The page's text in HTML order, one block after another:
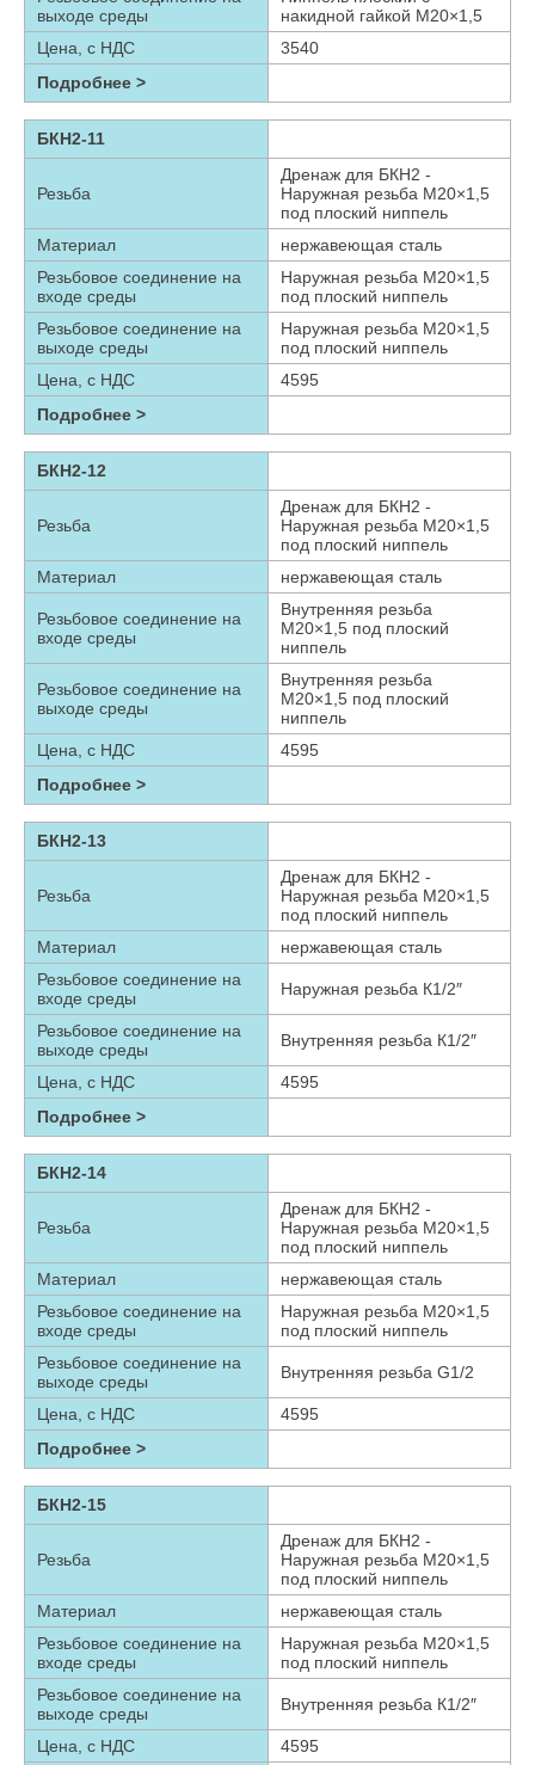
выходе среды
накидной гайкой М20×1,5
Цена, с НДС
3540
Подробнее >
БКН2-11
Резьба
Дренаж для БКН2 -
Наружная резьба М20×1,5
под плоский ниппель
Материал
нержавеющая сталь
Резьбовое соединение на
входе среды
Наружная резьба М20×1,5
под плоский ниппель
Резьбовое соединение на
выходе среды
Наружная резьба М20×1,5
под плоский ниппель
Цена, с НДС
4595
Подробнее >
БКН2-12
Резьба
Дренаж для БКН2 -
Наружная резьба М20×1,5
под плоский ниппель
Материал
нержавеющая сталь
Резьбовое соединение на
входе среды
Внутренняя резьба
М20×1,5 под плоский
ниппель
Резьбовое соединение на
выходе среды
Внутренняя резьба
М20×1,5 под плоский
ниппель
Цена, с НДС
4595
Подробнее >
БКН2-13
Резьба
Дренаж для БКН2 -
Наружная резьба М20×1,5
под плоский ниппель
Материал
нержавеющая сталь
Резьбовое соединение на
входе среды
Наружная резьба К1/2″
Резьбовое соединение на
выходе среды
Внутренняя резьба К1/2″
Цена, с НДС
4595
Подробнее >
БКН2-14
Резьба
Дренаж для БКН2 -
Наружная резьба М20×1,5
под плоский ниппель
Материал
нержавеющая сталь
Резьбовое соединение на
входе среды
Наружная резьба М20×1,5
под плоский ниппель
Резьбовое соединение на
выходе среды
Внутренняя резьба G1/2
Цена, с НДС
4595
Подробнее >
БКН2-15
Резьба
Дренаж для БКН2 -
Наружная резьба М20×1,5
под плоский ниппель
Материал
нержавеющая сталь
Резьбовое соединение на
входе среды
Наружная резьба М20×1,5
под плоский ниппель
Резьбовое соединение на
выходе среды
Внутренняя резьба К1/2″
Цена, с НДС
4595